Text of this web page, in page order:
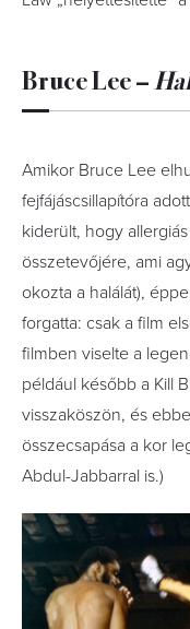
Bruce Lee –
Amikor Bruce Lee
fejfájáscsillapítóra
kiderült, hogy
összetevőjére, ami
okozta a halálát),
forgatta: csak a film
filmben viselte a
például később a Kill
visszaköszön, és
összecsapása a kor
Abdul-Jabbarral is.)